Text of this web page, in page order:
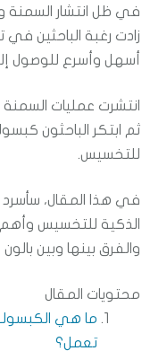
في ظل انتشار السمنة
زادت رغبة الباحثين
أسهل وأسرع للوصول
انتشرت عمليات
ثم ابتكر الباحثون
للتخسيس.
في هذا المقال،
الذكية للتخسيس وأهم
والفرق بينها وبين
محتويات المقال
ما هي
تعمل؟